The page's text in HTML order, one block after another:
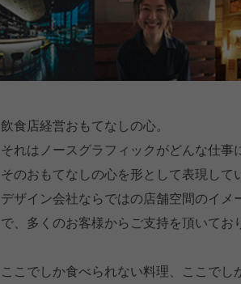
飲食店経営おもてなしの心。
それはノースグラフィックがどんな仕事
そのおもてなしの心を形として表現して
デザイン会社ならではの店舗空間のイ
で、多くのお客様からご支持を頂いてお
ここでしか食べられない料理、ここでし